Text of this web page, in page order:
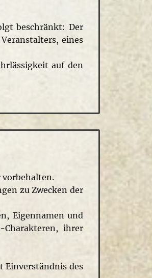
beschränkt: Der
eines
auf den
vorbehalten.
zu Zwecken der
Eigennamen und
Charakteren, ihrer
Einverständnis des